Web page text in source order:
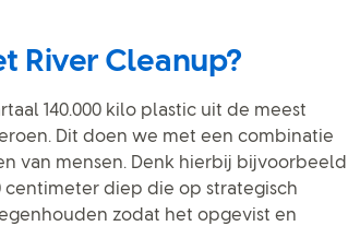
River Cleanup?
140.000 kilo plastic uit de meest
Dit doen we met een combinatie
van mensen. Denk hierbij bijvoorbeeld
centimeter diep die op strategisch
zodat het opgevist en